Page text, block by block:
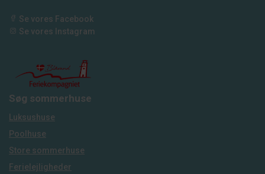
Se vores Facebook
Se vores Instagram
Søg sommerhuse
Luksushuse
Poolhuse
Store sommerhuse
Ferielejligheder